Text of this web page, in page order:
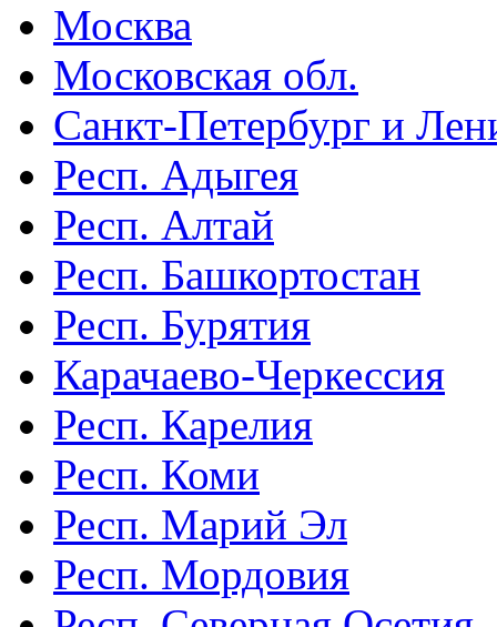
Москва
Московская обл.
Санкт-Петербург и
Респ. Адыгея
Респ. Алтай
Респ. Башкортостан
Респ. Бурятия
Карачаево-Черкессия
Респ. Карелия
Респ. Коми
Респ. Марий Эл
Респ. Мордовия